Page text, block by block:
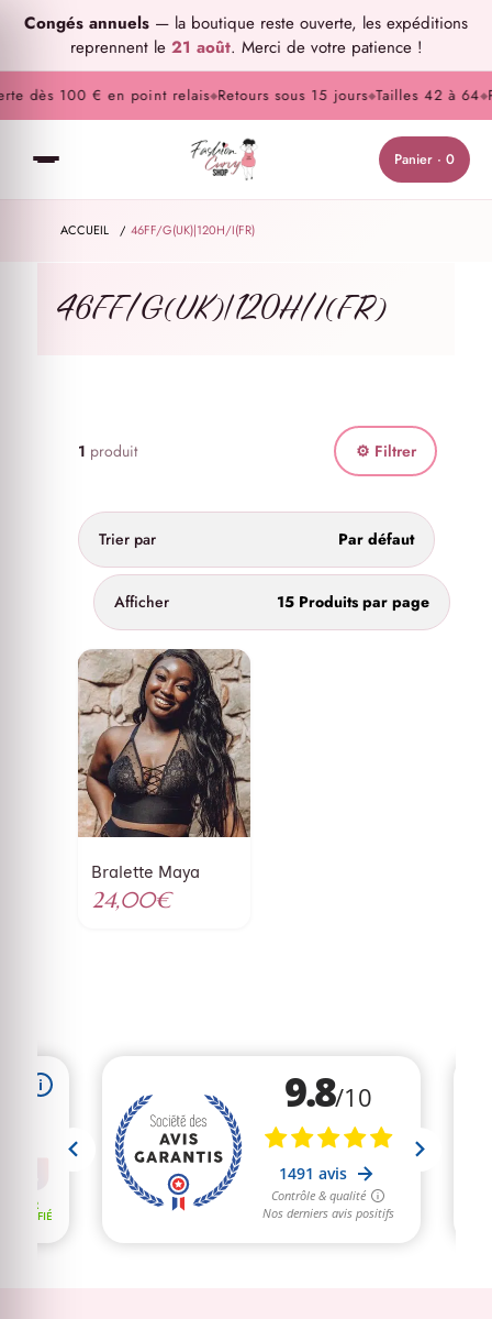
Congés annuels — la boutique reste ouverte, les expéditions
reprennent le 21 août. Merci de votre patience !
dès 100 € en point relais◆Retours sous 15 jours◆Tailles 42 à 64◆
Panier · 0
ACCUEIL / 46FF/G(UK)|120H/I(FR)
46FF/G(UK)|120H/I(FR)
1 produit ⚙ Filtrer
Trier par Par défaut
Afficher 15 Produits par page
Bralette Maya
24,00€